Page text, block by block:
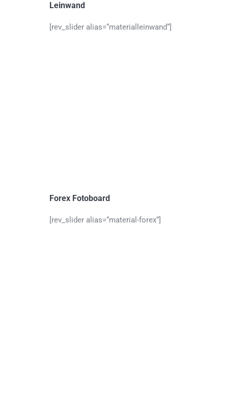
Leinwand
[rev_slider alias=“materialleinwand“]
Forex Fotoboard
[rev_slider alias=“material-forex“]